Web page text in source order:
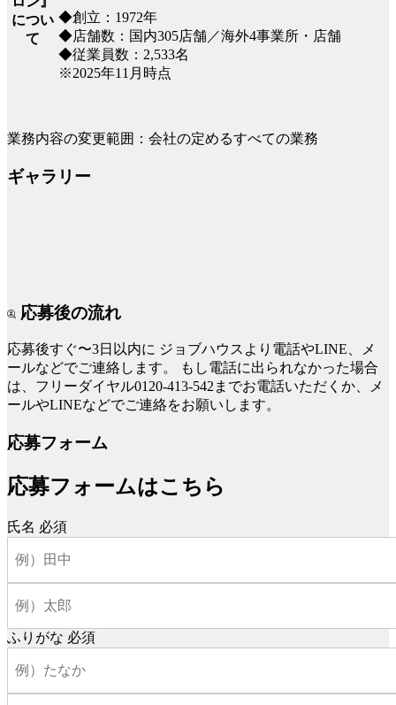
につい
て
◆創立：1972年
◆店舗数：国内305店舗／海外4事業所・店舗
◆従業員数：2,533名
※2025年11月時点
業務内容の変更範囲：会社の定めるすべての業務
ギャラリー
応募後の流れ
応募後すぐ〜3日以内に ジョブハウスより電話やLINE、メ
ールなどでご連絡します。
もし電話に出られなかった場合
は、フリーダイヤル0120-413-542までお電話いただくか、メ
ールやLINEなどでご連絡をお願いします。
応募フォーム
応募フォームはこちら
氏名 必須
ふりがな 必須